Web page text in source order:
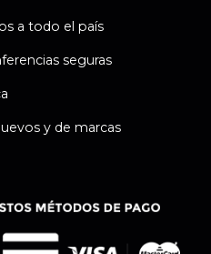
a todo el país
seguras
y de marcas